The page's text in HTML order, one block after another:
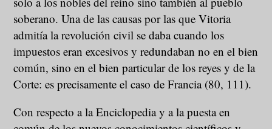
soberano. Una de las causas por las que Vitoria
admitía la revolución civil se daba cuando los
impuestos eran excesivos y redundaban no en el bien
común, sino en el bien particular de los reyes y de la
Corte: es precisamente el caso de Francia (80, 111).
Con respecto a la Enciclopedia y a la puesta en